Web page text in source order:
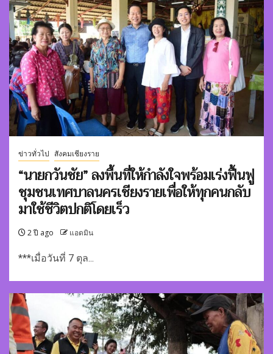
ข่าวทั่วไป สังคมเชียงราย
“นายกวันชัย” ลงพื้นที่ให้กำลังใจพร้อมเร่งฟื้นฟู
ชุมชนเทศบาลนครเชียงรายเพื่อให้ทุกคนกลับ
มาใช้ชีวิตปกติโดยเร็ว
2 ปี ago แอดมิน
***เมื่อวันที่ 7 ตุล...